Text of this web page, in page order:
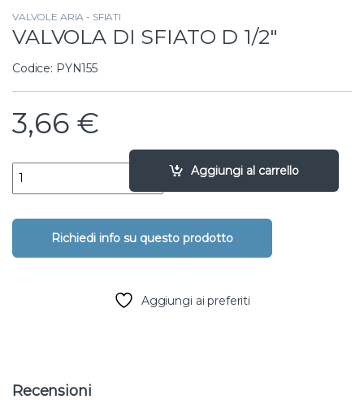
VALVOLE ARIA - SFIATI
VALVOLA DI SFIATO D 1/2″
Codice: PYN155
3,66 €
VALVOLA DI SFIATO D 1/2″ quantityAggiungi al carrello
Aggiungi ai preferiti
Recensioni